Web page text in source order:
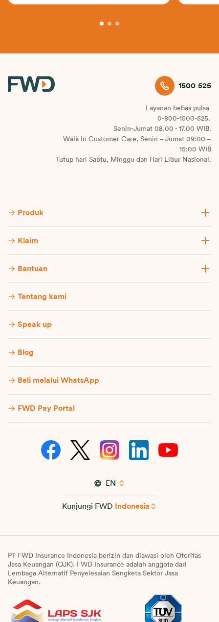
travel
1500 525
Layanan bebas pulsa
0-800-1500-525.
Senin-Jumat 08.00 - 17.00 WIB.
Walk In Customer Care, Senin – Jumat 09:00 –
15:00 WIB
Tutup hari Sabtu, Minggu dan Hari Libur Nasional.
Produk
Klaim
Bantuan
Tentang kami
Speak up
Blog
Beli melalui WhatsApp
FWD Pay Portal
EN
Kunjungi FWD Indonesia
PT FWD Insurance Indonesia berizin dan diawasi oleh Otoritas
Jasa Keuangan (OJK). FWD Insurance adalah anggota dari
Lembaga Alternatif Penyelesaian Sengketa Sektor Jasa
Keuangan.